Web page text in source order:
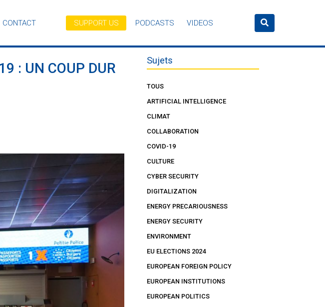
CONTACT SUPPORT US PODCASTS VIDEOS
: UN COUP DUR
Sujets
TOUS
ARTIFICIAL INTELLIGENCE
CLIMAT
COLLABORATION
COVID-19
CULTURE
CYBER SECURITY
DIGITALIZATION
ENERGY PRECARIOUSNESS
ENERGY SECURITY
ENVIRONMENT
EU ELECTIONS 2024
EUROPEAN FOREIGN POLICY
EUROPEAN INSTITUTIONS
EUROPEAN POLITICS